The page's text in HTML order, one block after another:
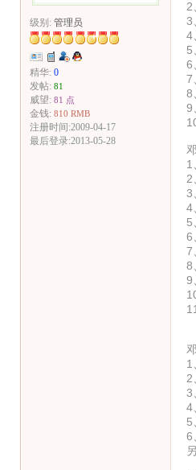
级别: 管理员
精华: 0
发帖: 81
威望: 81 点
金钱: 810 RMB
注册时间:2009-04-17
最后登录:2013-05-28
2
3
4
5
6
7
8
9
1
2
3
4
5
6
7
8
9
1
2
3
4
5
6